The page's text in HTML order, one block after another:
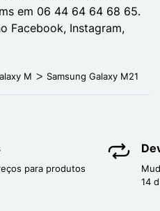
em 06 44 64 64 68 65.
Facebook, Instagram,
M Samsung Galaxy M21
para produtos
14